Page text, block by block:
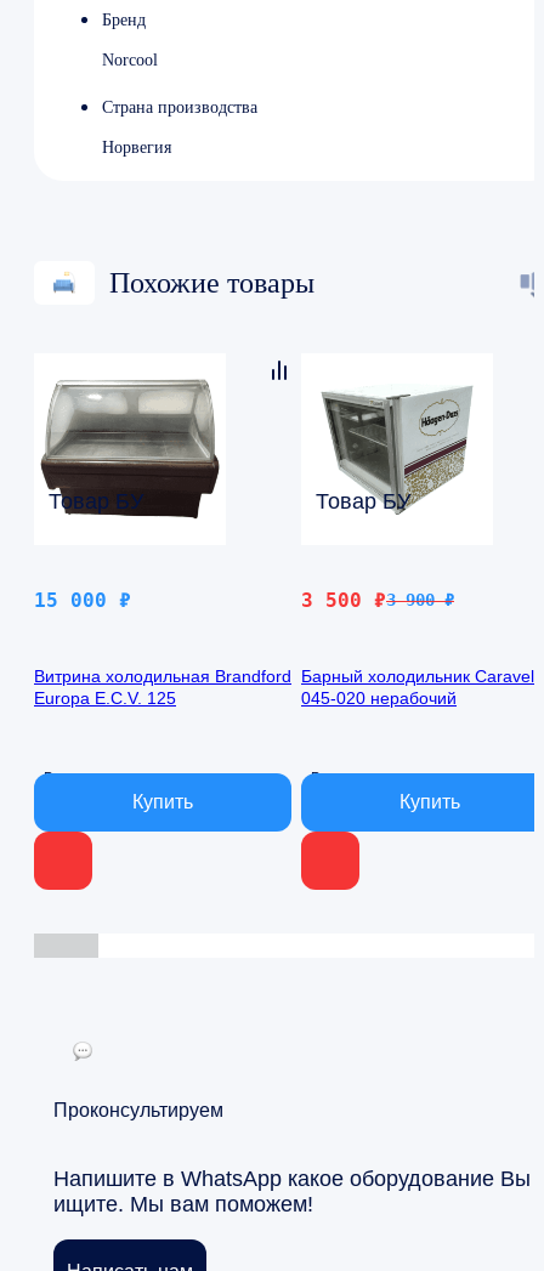
Бренд
Norcool
Страна производства
Норвегия
Похожие товары
Товар БУ
15 000 ₽
Витрина холодильная Brandford
Europa E.C.V. 125
В наличии
Товар БУ
3 900₽
Первоначальная
3
3 500 ₽
Текущая
500 ₽.
Барный холодильник Caravell
045-020 нерабочий
В наличии
Проконсультируем
Напишите в WhatsApp какое оборудование Вы
ищите. Мы вам поможем!